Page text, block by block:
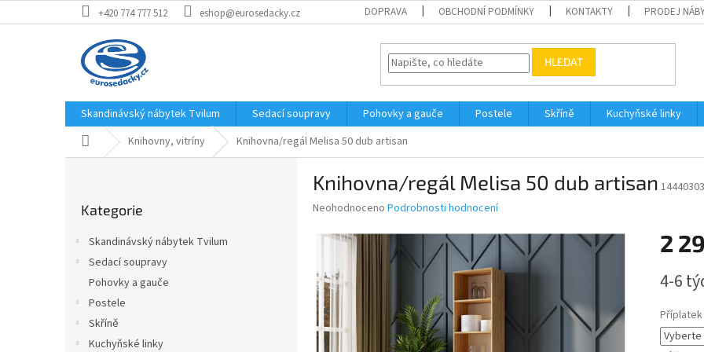
na
+420 774 777 512 eshop@eurosedacky.cz DOPRAVA OBCHODNÍ PODMÍNKY KONTAKTY PRODEJ
HLEDAT
Skandinávský nábytek Tvilum Sedací soupravy Pohovky a gauče Postele Skříně Kuchyňské linky
Domů Knihovny, vitríny Knihovna/regál Melisa 50 dub artisan
kategorie
Kategorie
Skandinávský nábytek Tvilum
Sedací soupravy
Pohovky a gauče
Postele
Skříně
Kuchyňské linky
Knihovna/regál Melisa 50 dub artisan
Průměrné
produktu
0,0
z
5
hvězdiček.
Neohodnoceno Podrobnosti hodnocení
2
cena:
4-6